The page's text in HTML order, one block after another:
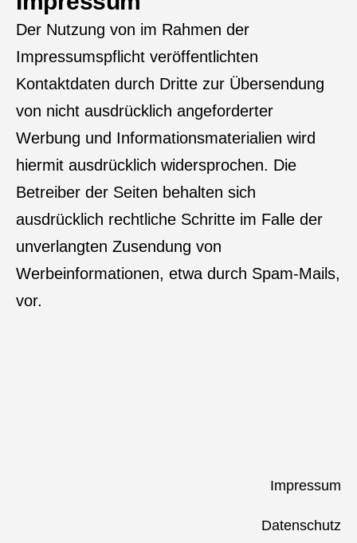
Der Nutzung von im Rahmen der
Impressumspflicht veröffentlichten
Kontaktdaten durch Dritte zur Übersendung
von nicht ausdrücklich angeforderter
Werbung und Informationsmaterialien wird
hiermit ausdrücklich widersprochen. Die
Betreiber der Seiten behalten sich
ausdrücklich rechtliche Schritte im Falle der
unverlangten Zusendung von
Werbeinformationen, etwa durch Spam-Mails,
vor.
Impressum
Datenschutz